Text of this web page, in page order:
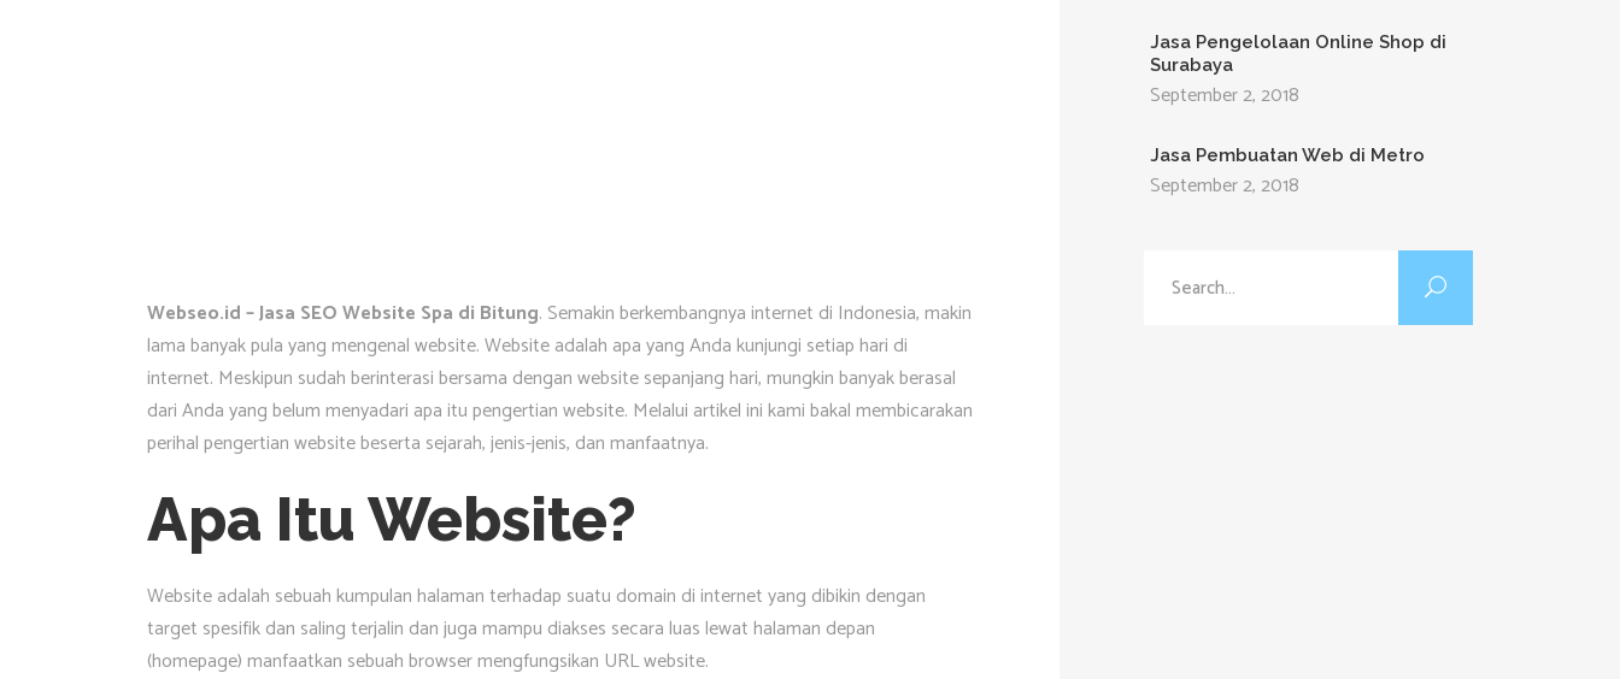
Webseo.id – Jasa SEO Website Spa di Bitung. Semakin berkembangnya internet di Indonesia, makin
lama banyak pula yang mengenal website. Website adalah apa yang Anda kunjungi setiap hari di
internet. Meskipun sudah berinterasi bersama dengan website sepanjang hari, mungkin banyak berasal
dari Anda yang belum menyadari apa itu pengertian website. Melalui artikel ini kami bakal membicarakan
perihal pengertian website beserta sejarah, jenis-jenis, dan manfaatnya.
Apa Itu Website?
Website adalah sebuah kumpulan halaman terhadap suatu domain di internet yang dibikin dengan
target spesifik dan saling terjalin dan juga mampu diakses secara luas lewat halaman depan
(homepage) manfaatkan sebuah browser mengfungsikan URL website.
Jasa Pengelolaan Online Shop di
Surabaya
September 2, 2018
Jasa Pembuatan Web di Metro
September 2, 2018